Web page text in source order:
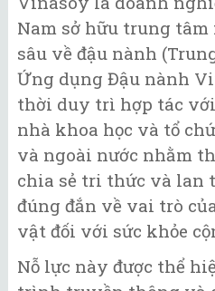
Nam sở hữu trung
sâu về đậu nành
Ứng dụng Đậu nành
thời duy trì hợp tác
nhà khoa học và tổ
và ngoài nước nhằm
chia sẻ tri thức và lan
đúng đắn về vai trò
vật đối với sức khỏe
Nỗ lực này được thể